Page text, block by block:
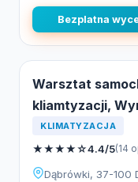
Bezplatna
Warsztat
kliamtyzacji,
KLIMATYZACJA
★★★★☆4.4/5(14
Dąbrówki, 37-100